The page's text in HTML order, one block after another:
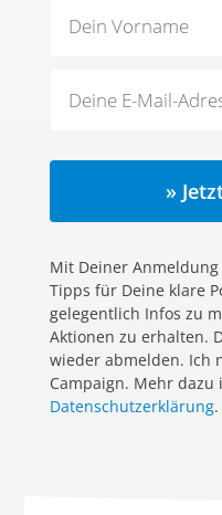
»
Mit Deiner
Tipps für Deine klare
gelegentlich Infos zu
Aktionen zu erhalten.
wieder abmelden. Ich
Campaign. Mehr dazu
Datenschutzerklärung.